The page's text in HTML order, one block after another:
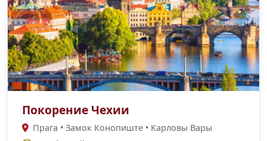
Покорение Чехии
Прага • Замок Конопиште • Карловы Вары